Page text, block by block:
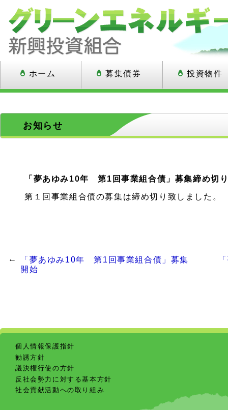
ホーム 募集債券 投資物件
お知らせ
「夢あゆみ10年 第1回事業組合債」募集締め切
第１回事業組合債の募集は締め切り致しました。
「夢あゆみ10年 第1回事業組合債」募集
開始
個人情報保護指針
勧誘方針
議決権行使の方針
反社会勢力に対する基本方針
社会貢献活動への取り組み